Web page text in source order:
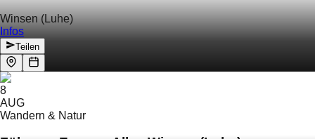
Winsen (Luhe)
Infos
Teilen
8
AUG
Wandern & Natur